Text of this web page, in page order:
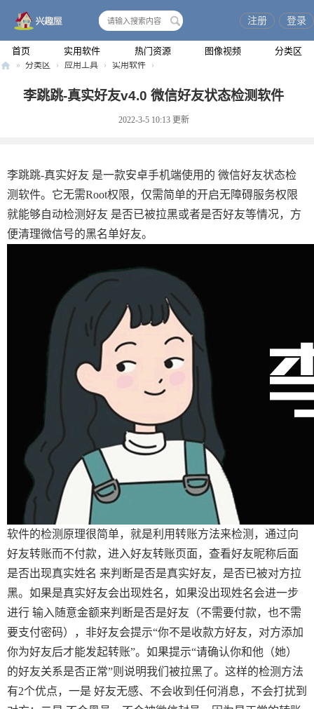
首页 实用软件 热门资源 图像视频 分类区
注册 登录
» 分类区 › 应用工具 › 实用软件 ›
李跳跳-真实好友v4.0 微信好友状态检测软件
2022-3-5 10:13 更新
李跳跳-真实好友 是一款安卓手机端使用的 微信好友状态检
测软件。它无需Root权限，仅需简单的开启无障碍服务权限
就能够自动检测好友 是否已被拉黑或者是否好友等情况，方
便清理微信号的黑名单好友。
软件的检测原理很简单，就是利用转账方法来检测，通过向
好友转账而不付款，进入好友转账页面，查看好友昵称后面
是否出现真实姓名 来判断是否是真实好友，是否已被对方拉
黑。如果是真实好友会出现姓名，如果没出现姓名会进一步
进行 输入随意金额来判断是否是好友（不需要付款，也不需
要支付密码），非好友会提示“你不是收款方好友，对方添加
你为好友后才能发起转账”。如果提示“请确认你和他（她）
的好友关系是否正常”则说明我们被拉黑了。这样的检测方法
有2个优点，一是 好友无感、不会收到任何消息，不会打扰到